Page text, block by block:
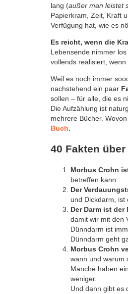
lang (außer man leistet
Papierkram, Zeit, Kraft
Verfügung hat, wie es
Es reicht, wenn die
Lebensende nimmer
vollends realisiert,
Weil es noch immer
nachstehend ein paar
sollen – für alle, die es
Die Aufzählung ist
mehrere Bücher.
Buch.
40 Fakten
Morbus Crohn
betreffen kann.
Der
und Dickdarm, ist
Der Darm ist
damit wir mit den
Dünndarm ist
Dünndarm geht
Morbus Crohn
wann und warum
Manche haben
weniger.
Und dann gibt es